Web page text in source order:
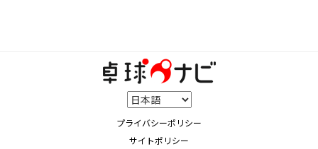
プライバシーポリシー
サイトポリシー